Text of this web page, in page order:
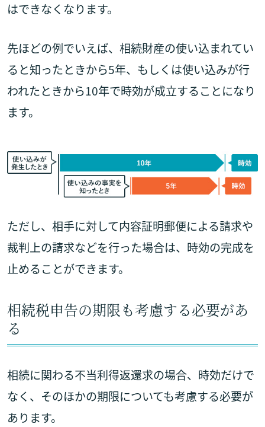
はできなくなります。
先ほどの例でいえば、相続財産の使い込まれてい
ると知ったときから5年、もしくは使い込みが行
われたときから10年で時効が成立することになり
ます。
ただし、相手に対して内容証明郵便による請求や
裁判上の請求などを行った場合は、時効の完成を
止めることができます。
相続税申告の期限も考慮する必要があ
る
相続に関わる不当利得返還求の場合、時効だけで
なく、そのほかの期限についても考慮する必要が
あります。